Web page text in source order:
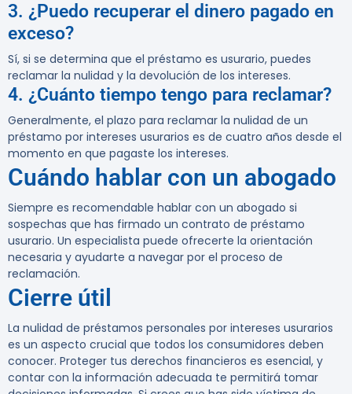
3. ¿Puedo recuperar el dinero pagado en
exceso?
Sí, si se determina que el préstamo es usurario, puedes
reclamar la nulidad y la devolución de los intereses.
4. ¿Cuánto tiempo tengo para reclamar?
Generalmente, el plazo para reclamar la nulidad de un
préstamo por intereses usurarios es de cuatro años desde el
momento en que pagaste los intereses.
Cuándo hablar con un abogado
Siempre es recomendable hablar con un abogado si
sospechas que has firmado un contrato de préstamo
usurario. Un especialista puede ofrecerte la orientación
necesaria y ayudarte a navegar por el proceso de
reclamación.
Cierre útil
La nulidad de préstamos personales por intereses usurarios
es un aspecto crucial que todos los consumidores deben
conocer. Proteger tus derechos financieros es esencial, y
contar con la información adecuada te permitirá tomar